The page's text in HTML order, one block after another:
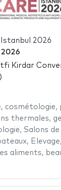
Istanbul 2026
Kirdar
, cosmétologie,
thermales,
, Salons
, Elevage,
aliments,